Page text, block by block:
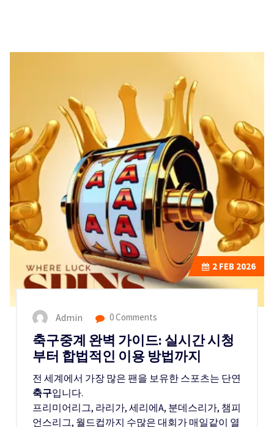
2 FEB 2026
Admin 0 Comments
축구중계 완벽 가이드: 실시간 시청
부터 합법적인 이용 방법까지
전 세계에서 가장 많은 팬을 보유한 스포츠는 단연
축구입니다.
프리미어리그, 라리가, 세리에A, 분데스리가, 챔피
언스리그, 월드컵까지 수많은 대회가 매일같이 열